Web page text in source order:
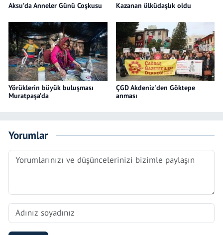
Aksu’da Anneler Günü Coşkusu Kazanan ülküdaşlık oldu
Yörüklerin büyük buluşması
Muratpaşa’da
ÇGD Akdeniz'den Göktepe
anması
Yorumlar